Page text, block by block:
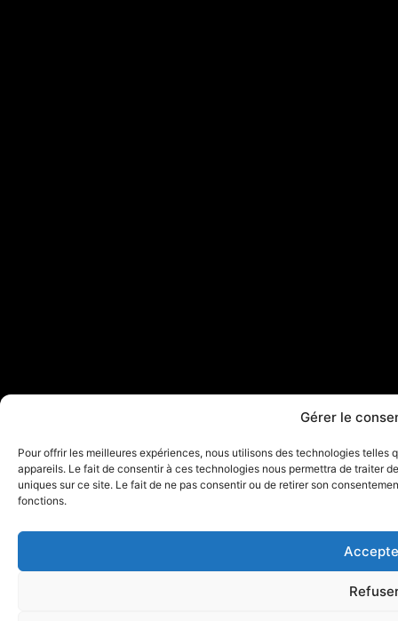
Gérer le
Pour offrir les meilleures expériences, nous utilisons des technologies
appareils. Le fait de consentir à ces technologies nous permettra de traiter
uniques sur ce site. Le fait de ne pas consentir ou de retirer son
fonctions.